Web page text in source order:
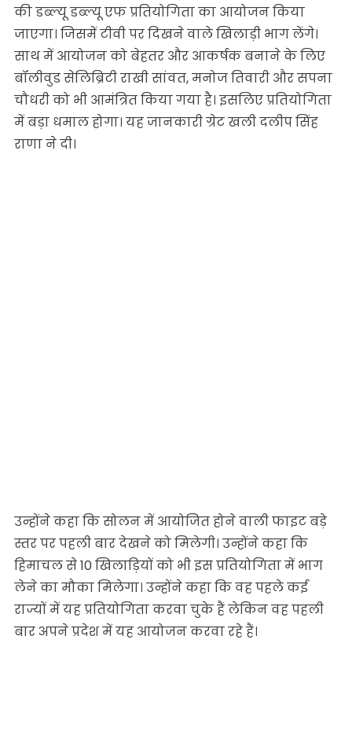
की डब्ल्यू डब्ल्यू एफ प्रतियोगिता का आयोजन किया
जाएगा। जिसमें टीवी पर दिखने वाले खिलाड़ी भाग लेंगे।
साथ में आयोजन को बेहतर और आकर्षक बनाने के लिए
बॉलीवुड सेलिब्रिटी राखी सांवत, मनोज तिवारी और सपना
चौधरी को भी आमंत्रित किया गया है। इसलिए प्रतियोगिता
में बड़ा धमाल होगा। यह जानकारी ग्रेट खली दलीप सिंह
राणा ने दी।
उन्होंने कहा कि सोलन में आयोजित होने वाली फाइट बड़े
स्तर पर पहली बार देखने को मिलेगी। उन्होंने कहा कि
हिमाचल से 10 खिलाड़ियों को भी इस प्रतियोगिता में भाग
लेने का मौका मिलेगा। उन्होंने कहा कि वह पहले कई
राज्यों में यह प्रतियोगिता करवा चुके हैं लेकिन वह पहली
बार अपने प्रदेश में यह आयोजन करवा रहे हैं।